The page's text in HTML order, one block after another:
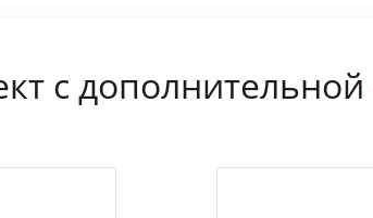
с дополнительной